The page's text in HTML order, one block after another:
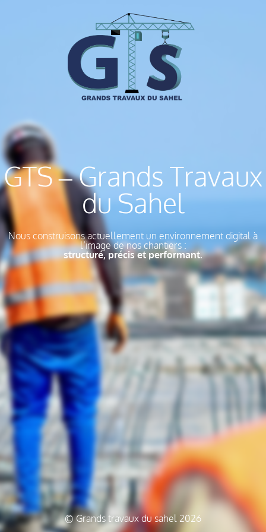
GTS – Grands Travaux
du Sahel
Nous construisons actuellement un environnement digital à
l’image de nos chantiers :
structuré, précis et performant.
© Grands travaux du sahel 2026